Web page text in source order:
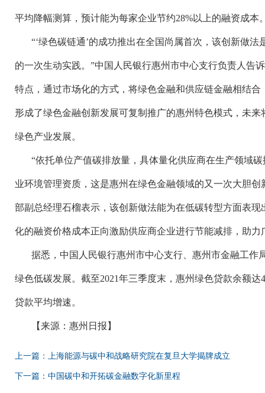
平均降幅测算，预计能为每家企业节约28%以上的融资成本
“‘绿色碳链通’的成功推出在全国尚属首次，该创新做
的一次生动实践。”中国人民银行惠州市中心支行负责人告
特点，通过市场化的方式，将绿色金融和供应链金融相结
形成了绿色金融创新发展可复制推广的惠州特色模式，未
绿色产业发展。
“依托单位产值碳排放量，具体量化供应商在生产领域
业环境管理资质，这是惠州在绿色金融领域的又一次大胆
部副总经理石榴表示，该创新做法能为在低碳转型方面表
化的融资价格成本正向激励供应商企业进行节能减排，助力
据悉，中国人民银行惠州市中心支行、惠州市金融工作
绿色低碳发展。截至2021年三季度末，惠州绿色贷款余额
贷款平均增速。
【来源：惠州日报】
上一篇：上海能源与碳中和战略研究院在复旦大学揭牌成立
下一篇：中国碳中和开拓碳金融数字化新里程